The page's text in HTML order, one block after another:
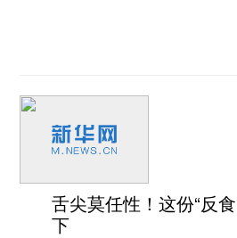
舌尖莫任性！这份“反
下